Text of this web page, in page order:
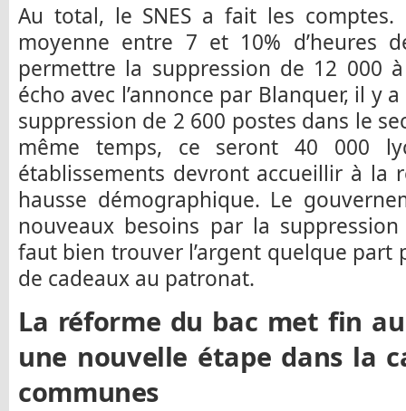
Au total, le SNES a fait les comptes.
moyenne entre 7 et 10% d’heures
permettre la suppression de 12 000
écho avec l’annonce par Blanquer, il y
suppression de 2 600 postes dans le
même temps, ce seront 40 000
établissements devront accueillir à la
hausse démographique. Le
nouveaux besoins par la
faut bien trouver l’argent quelque part
de cadeaux au patronat.
La réforme du bac met fin
une nouvelle étape dans la
communes